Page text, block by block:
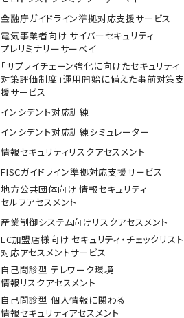
金融庁ガイドライン準拠対応支援サービス
電気事業者向け サイバーセキュリティ
プレリミナリーサーベイ
「サプライチェーン強化に向けたセキュリティ
対策評価制度」運用開始に備えた事前対策支
援サービス
インシデント対応訓練
インシデント対応訓練シミュレーター
情報セキュリティリスクアセスメント
FISCガイドライン準拠対応支援サービス
地方公共団体向け 情報セキュリティ
セルフアセスメント
産業制御システム向けリスクアセスメント
EC加盟店様向け セキュリティ・チェックリスト
対応アセスメントサービス
自己問診型 テレワーク環境
情報リスクアセスメント
自己問診型 個人情報に関わる
情報セキュリティアセスメント